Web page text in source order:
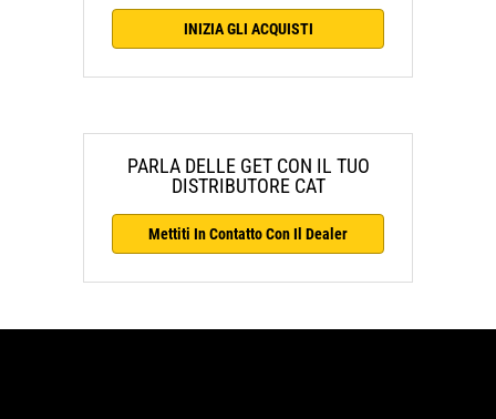
INIZIA GLI ACQUISTI
PARLA DELLE GET CON IL TUO
DISTRIBUTORE CAT
Mettiti In Contatto Con Il Dealer